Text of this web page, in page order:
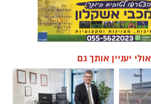
אולי יעניין אותך גם